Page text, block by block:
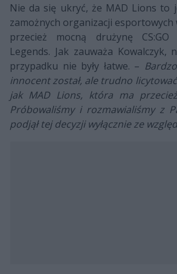
Nie da się ukryć, że MAD Lions to
zamożnych organizacji esportowych
przecież mocną drużynę
Legends. Jak zauważa Kowalczyk,
przypadku nie były łatwe. –
innocent został, ale trudno
jak MAD Lions, która ma
Próbowaliśmy i rozmawialiśmy z
podjął tej decyzji wyłącznie ze